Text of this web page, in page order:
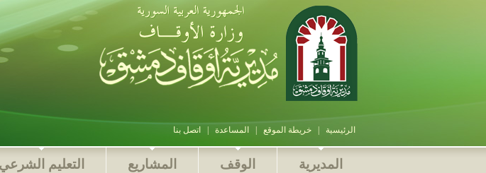
الرئيسية |خريطة الموقع المساعدة اتصل بنا
المديرية الوقف المشاريع التعليم الشرعي